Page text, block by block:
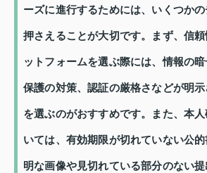
ーズに進行するためには、いくつか
押さえることが大切です。まず、信
ットフォームを選ぶ際には、情報の
保護の対策、認証の厳格さなどが明
を選ぶのがおすすめです。また、本
いては、有効期限が切れていない公
明な画像や見切れている部分のない